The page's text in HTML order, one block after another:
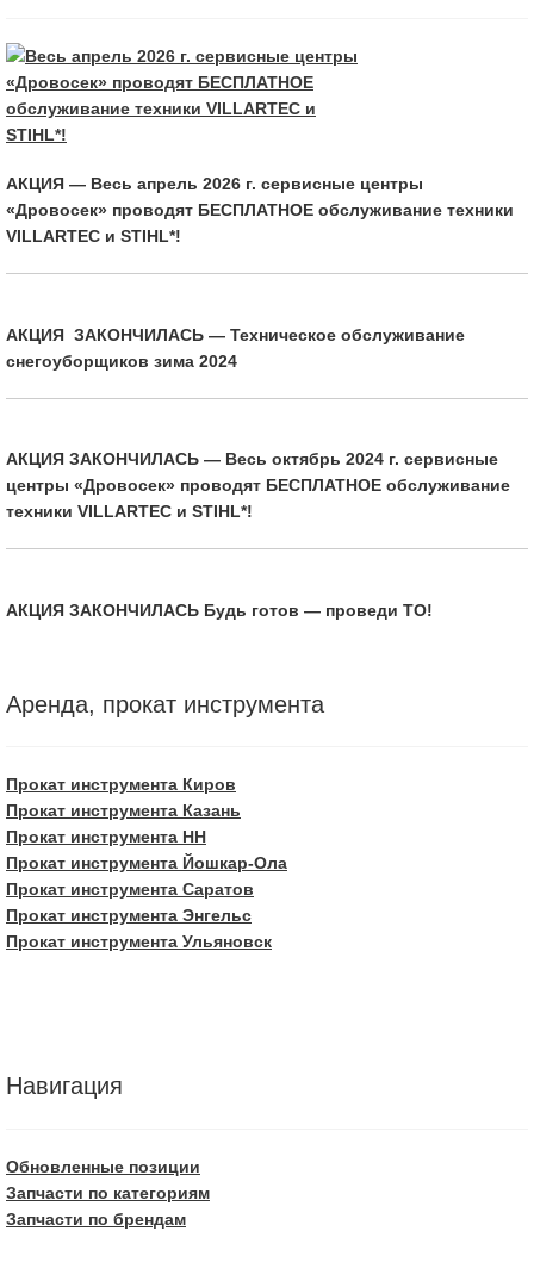
АКЦИЯ — Весь апрель 2026 г. сервисные центры
«Дровосек» проводят БЕСПЛАТНОЕ обслуживание техники
VILLARTEC и STIHL*!
АКЦИЯ ЗАКОНЧИЛАСЬ — Техническое обслуживание
снегоуборщиков зима 2024
АКЦИЯ ЗАКОНЧИЛАСЬ — Весь октябрь 2024 г. сервисные
центры «Дровосек» проводят БЕСПЛАТНОЕ обслуживание
техники VILLARTEC и STIHL*!
АКЦИЯ ЗАКОНЧИЛАСЬ Будь готов — проведи ТО!
Аренда, прокат инструмента
Прокат инструмента Киров
Прокат инструмента Казань
Прокат инструмента НН
Прокат инструмента Йошкар-Ола
Прокат инструмента Саратов
Прокат инструмента Энгельс
Прокат инструмента Ульяновск
Навигация
Обновленные позиции
Запчасти по категориям
Запчасти по брендам